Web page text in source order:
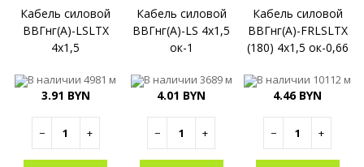
Кабель силовой
ВВГнг(A)-LSLTX
4x1,5
В наличии4981 м
3.91 BYN
− +
Кабель силовой
ВВГнг(A)-LS 4x1,5
ок-1
В наличии 3689 м
4.01 BYN
− +
Кабель силовой
ВВГнг(A)-FRLSLTX
(180) 4x1,5 ок-0,66
В наличии 10112 м
4.46 BYN
− +